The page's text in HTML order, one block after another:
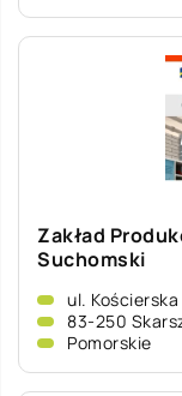
Zakład
Suchomski
ul. Kościerska
83-250
Pomorskie